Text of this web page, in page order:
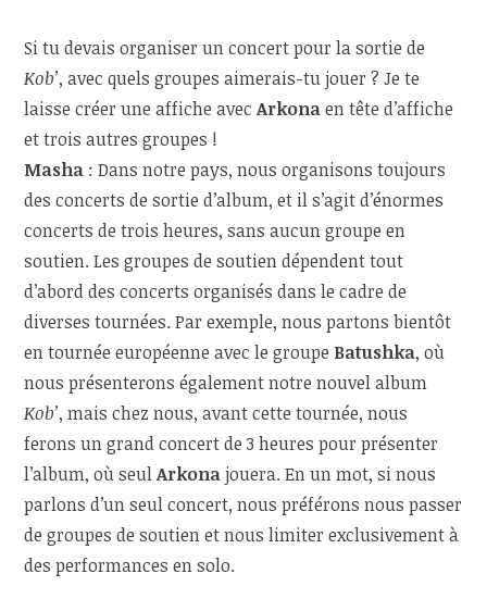
Si tu devais organiser un concert pour la sortie de
Kob’, avec quels groupes aimerais-tu jouer ? Je te
laisse créer une affiche avecArkonaen tête d’affiche
et trois autres groupes !
Masha : Dans notre pays, nous organisons toujours
des concerts de sortie d’album, et il s’agit d’énormes
concerts de trois heures, sans aucun groupe en
soutien. Les groupes de soutien dépendent tout
d’abord des concerts organisés dans le cadre de
diverses tournées. Par exemple, nous partons bientôt
en tournée européenne avec le groupe Batushka, où
nous présenterons également notre nouvel album
Kob’, mais chez nous, avant cette tournée, nous
ferons un grand concert de 3 heures pour présenter
l’album, où seulArkonajouera. En un mot, si nous
parlons d’un seul concert, nous préférons nous passer
de groupes de soutien et nous limiter exclusivement à
des performances en solo.